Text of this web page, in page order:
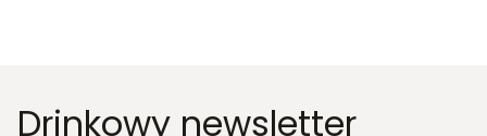
Drinkowy newsletter